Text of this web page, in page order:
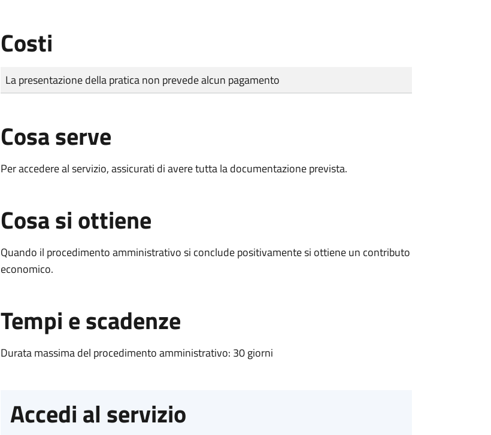
Costi
Tipo di pagamento
Importo
La presentazione della pratica non prevede alcun pagamento
Cosa serve
Per accedere al servizio, assicurati di avere tutta la documentazione prevista.
Cosa si ottiene
Quando il procedimento amministrativo si conclude positivamente si ottiene un contributo
economico.
Tempi e scadenze
Durata massima del procedimento amministrativo: 30 giorni
Accedi al servizio